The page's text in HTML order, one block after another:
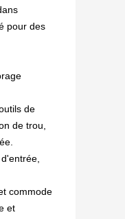
pour des
de
de trou,
commode
et